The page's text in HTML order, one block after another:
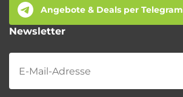
Angebote & Deals per Telegram
Newsletter
Newsletter